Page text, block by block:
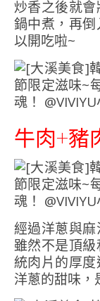
炒香之後就
鍋中煮，再
以開吃啦~
牛肉+豬
經過洋蔥與麻
雖然不是頂
統肉片的厚
洋蔥的甜味，